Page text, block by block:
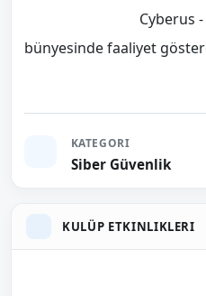
bünyesinde faaliyet
KATEGORI
Siber Güvenlik
KULÜP ETKINLIKLERI